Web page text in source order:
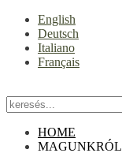
English
Deutsch
Italiano
Français
HOME
MAGUNKRÓL